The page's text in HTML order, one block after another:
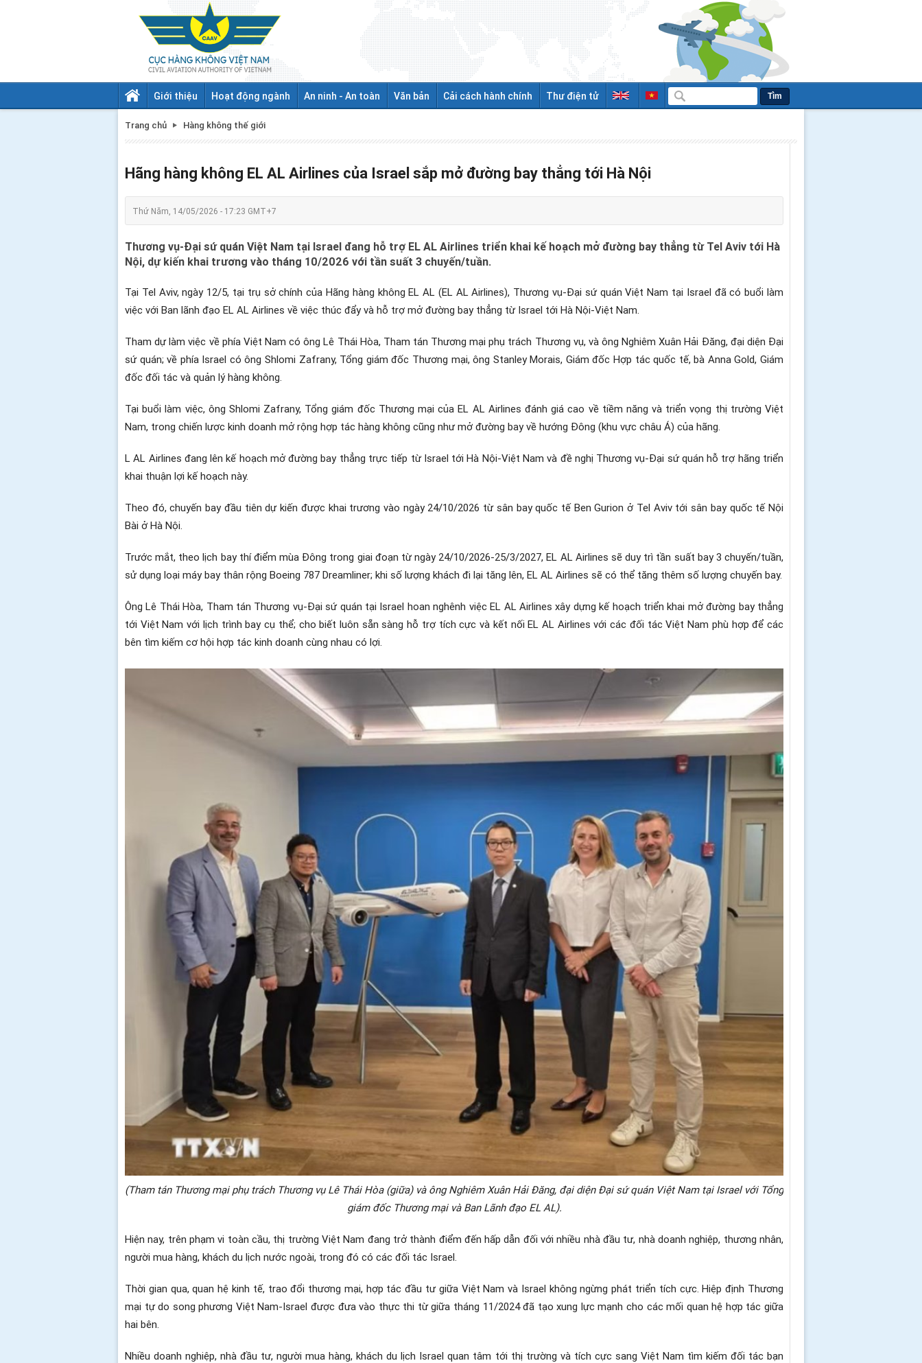
Giới thiệu Hoạt động ngành An ninh - An toàn Văn bản Cải cách hành chính Thư điện tử Tìm
Trang chủ Hàng không thế giới
Hãng hàng không EL AL Airlines của Israel sắp mở đường bay thẳng tới Hà Nội
Thứ Năm, 14/05/2026 - 17:23 GMT+7
Thương vụ-Đại sứ quán Việt Nam tại Israel đang hỗ trợ EL AL Airlines triển khai kế hoạch mở đường bay thẳng từ Tel Aviv tới Hà
Nội, dự kiến khai trương vào tháng 10/2026 với tần suất 3 chuyến/tuần.
Tại Tel Aviv, ngày 12/5, tại trụ sở chính của Hãng hàng không EL AL (EL AL Airlines), Thương vụ-Đại sứ quán Việt Nam tại Israel đã có buổi làm
việc với Ban lãnh đạo EL AL Airlines về việc thúc đẩy và hỗ trợ mở đường bay thẳng từ Israel tới Hà Nội-Việt Nam.
Tham dự làm việc về phía Việt Nam có ông Lê Thái Hòa, Tham tán Thương mại phụ trách Thương vụ, và ông Nghiêm Xuân Hải Đăng, đại diện Đại
sứ quán; về phía Israel có ông Shlomi Zafrany, Tổng giám đốc Thương mại, ông Stanley Morais, Giám đốc Hợp tác quốc tế, bà Anna Gold, Giám
đốc đối tác và quản lý hàng không.
Tại buổi làm việc, ông Shlomi Zafrany, Tổng giám đốc Thương mại của EL AL Airlines đánh giá cao về tiềm năng và triển vọng thị trường Việt
Nam, trong chiến lược kinh doanh mở rộng hợp tác hàng không cũng như mở đường bay về hướng Đông (khu vực châu Á) của hãng.
L AL Airlines đang lên kế hoạch mở đường bay thẳng trực tiếp từ Israel tới Hà Nội-Việt Nam và đề nghị Thương vụ-Đại sứ quán hỗ trợ hãng triển
khai thuận lợi kế hoạch này.
Theo đó, chuyến bay đầu tiên dự kiến được khai trương vào ngày 24/10/2026 từ sân bay quốc tế Ben Gurion ở Tel Aviv tới sân bay quốc tế Nội
Bài ở Hà Nội.
Trước mắt, theo lịch bay thí điểm mùa Đông trong giai đoạn từ ngày 24/10/2026-25/3/2027, EL AL Airlines sẽ duy trì tần suất bay 3 chuyến/tuần,
sử dụng loại máy bay thân rộng Boeing 787 Dreamliner; khi số lượng khách đi lại tăng lên, EL AL Airlines sẽ có thể tăng thêm số lượng chuyến bay.
Ông Lê Thái Hòa, Tham tán Thương vụ-Đại sứ quán tại Israel hoan nghênh việc EL AL Airlines xây dựng kế hoạch triển khai mở đường bay thẳng
tới Việt Nam với lịch trình bay cụ thể; cho biết luôn sẵn sàng hỗ trợ tích cực và kết nối EL AL Airlines với các đối tác Việt Nam phù hợp để các
bên tìm kiếm cơ hội hợp tác kinh doanh cùng nhau có lợi.
(Tham tán Thương mại phụ trách Thương vụ Lê Thái Hòa (giữa) và ông Nghiêm Xuân Hải Đăng, đại diện Đại sứ quán Việt Nam tại Israel với Tổng
giám đốc Thương mại và Ban Lãnh đạo EL AL).
Hiện nay, trên phạm vi toàn cầu, thị trường Việt Nam đang trở thành điểm đến hấp dẫn đối với nhiều nhà đầu tư, nhà doanh nghiệp, thương nhân,
người mua hàng, khách du lịch nước ngoài, trong đó có các đối tác Israel.
Thời gian qua, quan hệ kinh tế, trao đổi thương mại, hợp tác đầu tư giữa Việt Nam và Israel không ngừng phát triển tích cực. Hiệp định Thương
mại tự do song phương Việt Nam-Israel được đưa vào thực thi từ giữa tháng 11/2024 đã tạo xung lực mạnh cho các mối quan hệ hợp tác giữa
hai bên.
Nhiều doanh nghiệp, nhà đầu tư, người mua hàng, khách du lịch Israel quan tâm tới thị trường và tích cực sang Việt Nam tìm kiếm đối tác bạn